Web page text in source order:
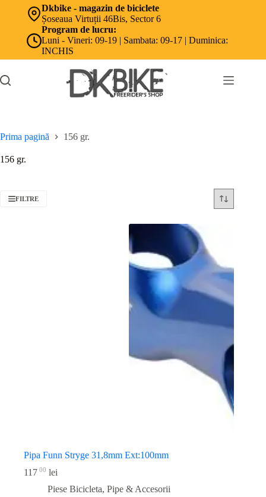
Dkbike - magazin de biciclete
Șoseaua Virtuții 46Bis, Sector 6
Program de lucru:
Luni - Vineri: 09-19 | Sambata: 09-17 | Duminica:
INCHIS
Prima pagină 156 gr.
156 gr.
FILTRE
Pipa Funn Stryge 31,8mm Ext:100mm
117 00 lei
Piese Bicicleta, Pipe & Accesorii